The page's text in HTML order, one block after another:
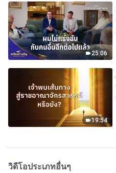
25:06
19:54
วิดีโอประเภทอื่นๆ